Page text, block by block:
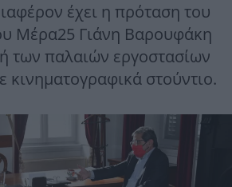
έχει η πρόταση του
Μέρα25 Γιάνη Βαρουφάκη
των παλαιών εργοστασίων
κινηματογραφικά στούντιο.